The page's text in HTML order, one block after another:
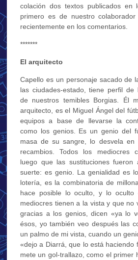
colación dos textos publicados en
primero es de nuestro colaborador
recientemente en los comentarios.
*******
El arquitecto
Capello es un personaje sacado de
las ciudades-estado, tiene perfil de
de nuestros temibles Borgias. Él
arquitecto, es el Miguel Ángel del
equipos a base de llevarse la
como los genios. Es un genio del
masa de su sangre, lo desvela en
recambios. Todos los mediocres
luego que las sustituciones fueron
suerte: es genio. La genialidad es
lotería, es la combinatoria de
hace posible lo oculto, y lo oculto
mediocres tienen a la vista y que no
gracias a los genios, dicen «ya lo
ésos, yo también veo después las
un palmo de mi vista, cuando un
«dejo a Diarrá, que lo está haciendo
mete un gol-trallazo, como el primer